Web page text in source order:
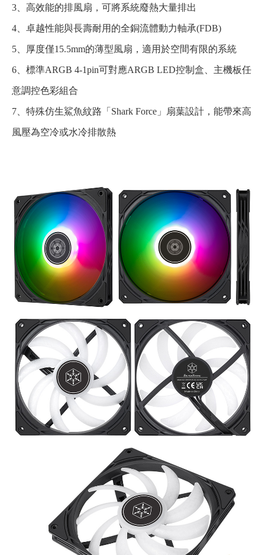
3、高效能的排風扇，可將系統廢熱大量排出
4、卓越性能與長壽耐用的全銅流體動力軸承(FDB)
5、厚度僅15.5mm的薄型風扇，適用於空間有限的系統
6、標準ARGB 4-1pin可對應ARGB LED控制盒、主機板任
意調控色彩組合
7、特殊仿生鯊魚紋路「Shark Force」扇葉設計，能帶來高
風壓為空冷或水冷排散熱